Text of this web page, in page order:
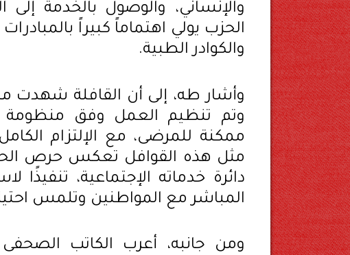
والإنساني، والوصول بالخدمة إلى
الحزب يولي اهتماماً كبيراً
والكوادر الطبية.
وأشار طه، إلى أن القافلة شهدت
وتم تنظيم العمل وفق منظومة
ممكنة للمرضى، مع الإلتزام
مثل هذه القوافل تعكس حرص
دائرة خدماته الإجتماعية،
المباشر مع المواطنين وتلمس
ومن جانبه، أعرب الكاتب